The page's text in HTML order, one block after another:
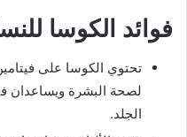
فوائد الكوسا
لصحة البشرة ويساعدان
الجلد.